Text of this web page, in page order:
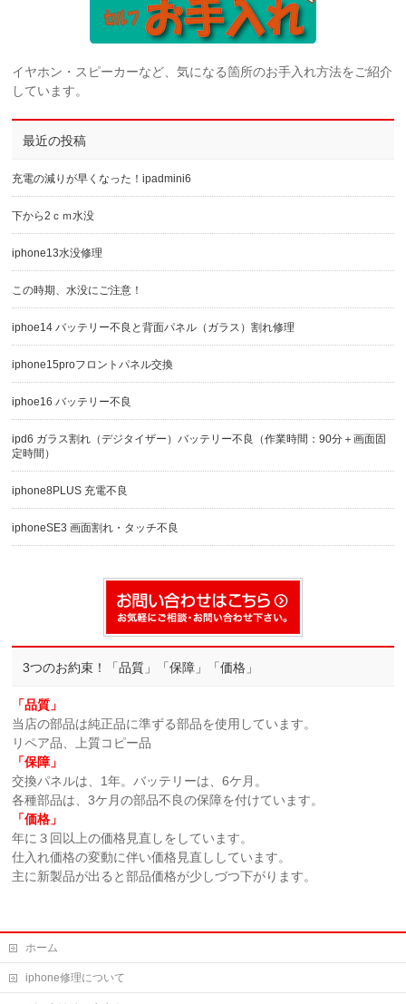
イヤホン・スピーカーなど、気になる箇所のお手入れ方法をご紹介
しています。
最近の投稿
充電の減りが早くなった！ipadmini6
下から2ｃｍ水没
iphone13水没修理
この時期、水没にご注意！
iphoe14 バッテリー不良と背面パネル（ガラス）割れ修理
iphone15proフロントパネル交換
iphoe16 バッテリー不良
ipd6 ガラス割れ（デジタイザー）バッテリー不良（作業時間：90分＋画面固
定時間）
iphone8PLUS 充電不良
iphoneSE3 画面割れ・タッチ不良
3つのお約束！「品質」「保障」「価格」
「品質」
当店の部品は純正品に準ずる部品を使用しています。
リペア品、上質コピー品
「保障」
交換パネルは、1年。バッテリーは、6ケ月。
各種部品は、3ケ月の部品不良の保障を付けています。
「価格」
年に３回以上の価格見直しをしています。
仕入れ価格の変動に伴い価格見直ししています。
主に新製品が出ると部品価格が少しづつ下がります。
ホーム
iphone修理について